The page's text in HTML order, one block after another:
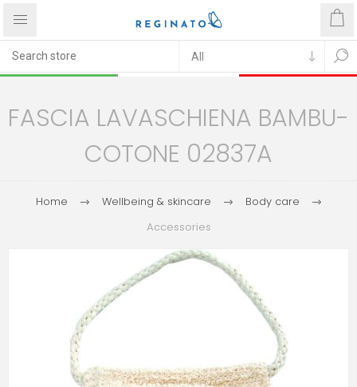
FASCIA LAVASCHIENA BAMBU-
COTONE 02837A
Home Wellbeing & skincare
Body care
Accessories